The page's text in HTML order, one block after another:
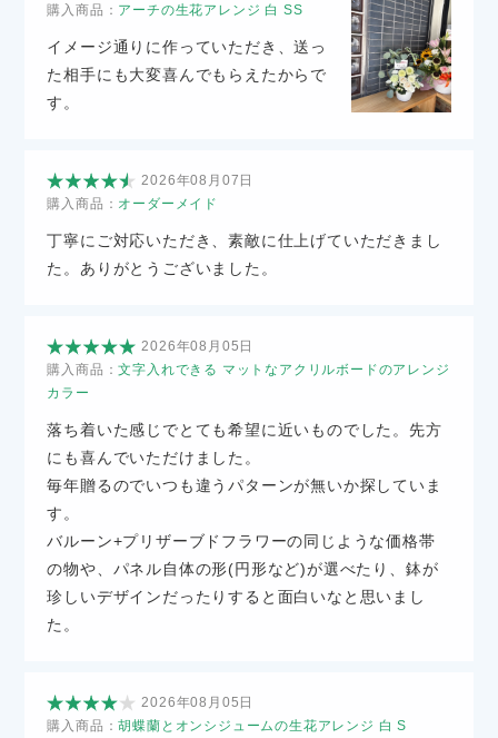
購入商品： アーチの生花アレンジ 白 SS
イメージ通りに作っていただき、送っ
た相手にも大変喜んでもらえたからで
す。
2026年08月07日
購入商品： オーダーメイド
丁寧にご対応いただき、素敵に仕上げていただきまし
た。ありがとうございました。
2026年08月05日
購入商品：文字入れできる マットなアクリルボードのアレンジ
カラー
落ち着いた感じでとても希望に近いものでした。先方
にも喜んでいただけました。
毎年贈るのでいつも違うパターンが無いか探していま
す。
バルーン+プリザーブドフラワーの同じような価格帯
の物や、パネル自体の形(円形など)が選べたり、鉢が
珍しいデザインだったりすると面白いなと思いまし
た。
2026年08月05日
購入商品：胡蝶蘭とオンシジュームの生花アレンジ 白 S